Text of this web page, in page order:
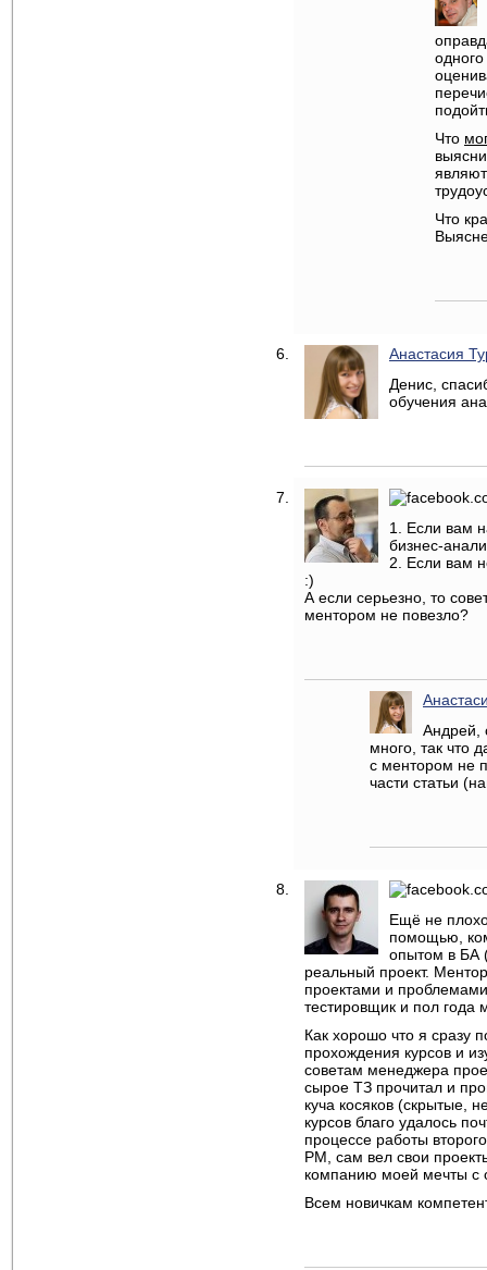
Что
Что
Анастасия
Денис,
обучения
1. Если вам
бизнес-
2. Если вам
:)
А если серьезно, то
ментором не повезло?
Андрей,
много, так что
с ментором не
части статьи
Ещё не
помощью,
опытом в БА
реальный проект.
проектами и
тестировщик и пол года
Как хорошо что я сразу
прохождения курсов и
советам менеджера
сырое ТЗ прочитал и
куча косяков (скрытые,
курсов благо удалось
процессе работы
PM, сам вел свои
компанию моей мечты с
Всем новичкам